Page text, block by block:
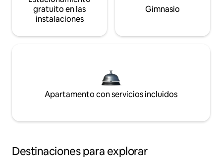
gratuito en las
instalaciones
Gimnasio
Apartamento con servicios incluidos
Destinaciones para explorar